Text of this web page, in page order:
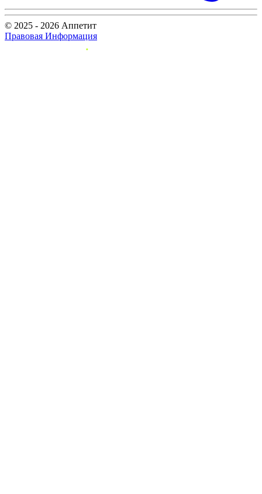
© 2025 - 2026 Аппетит
Правовая Информация